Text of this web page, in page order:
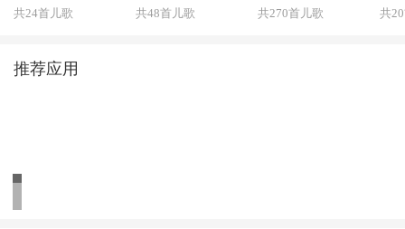
共24首儿歌
共48首儿歌
共270首儿歌
共
推荐应用